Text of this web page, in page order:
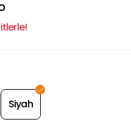
Siyah